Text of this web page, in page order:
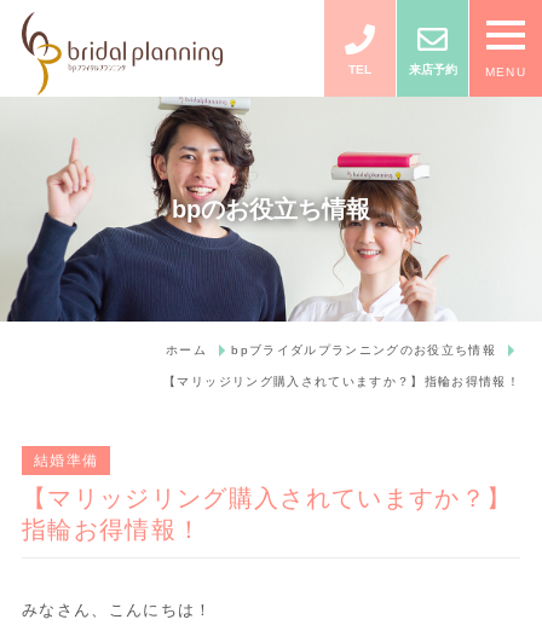
TEL 来店予約 MENU
bpのお役立ち情報
ホーム bpブライダルプランニングのお役立ち情報
【マリッジリング購入されていますか？】指輪お得情報！
結婚準備
【マリッジリング購入されていますか？】
指輪お得情報！
みなさん、こんにちは！